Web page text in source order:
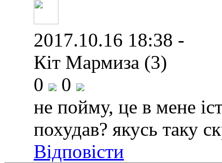
2017.10.16 18:38 -
Кіт Мармиза (3)
0
0
не пойму, це в мене
похудав? якусь таку
Відповісти